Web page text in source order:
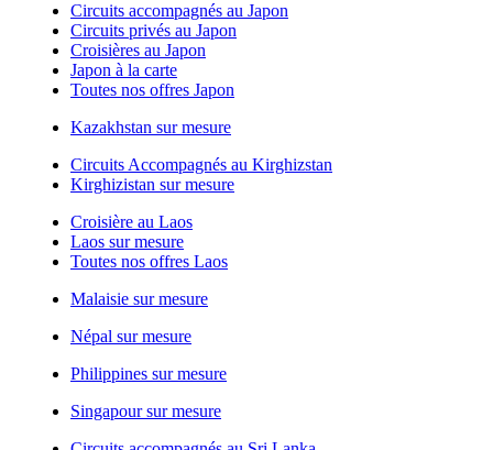
Circuits accompagnés au Japon
Circuits privés au Japon
Croisières au Japon
Japon à la carte
Toutes nos offres Japon
Kazakhstan sur mesure
Circuits Accompagnés au Kirghizstan
Kirghizistan sur mesure
Croisière au Laos
Laos sur mesure
Toutes nos offres Laos
Malaisie sur mesure
Népal sur mesure
Philippines sur mesure
Singapour sur mesure